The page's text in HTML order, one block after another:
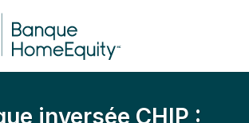
inversée CHIP :